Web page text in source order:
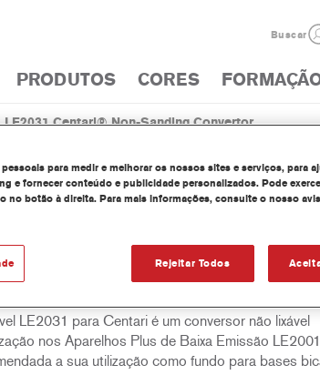
Buscar
PRODUTOS CORES
LE2031 Centari® Non-Sanding Convertor
Centari® Non-
LE2031 para Centari é um conversor não lixável
nos Aparelhos Plus de Baixa Emissão
a sua utilização como fundo para bases
para medir e melhorar os nossos sites e serviços, para
e fornecer conteúdo e publicidade personalizados. Pode
no botão à direita. Para mais informações, consulte o nosso
Rejeitar Todos